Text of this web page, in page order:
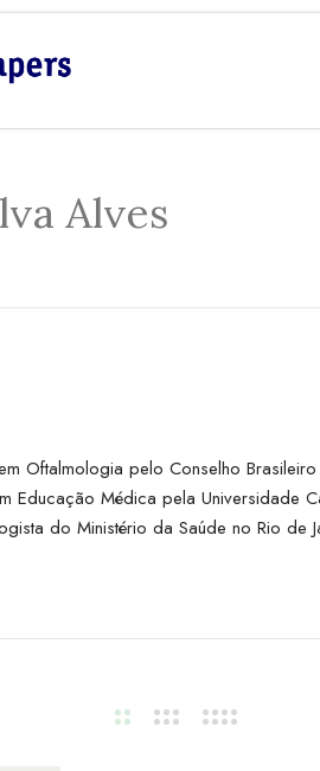
Alves
Oftalmologia pelo Conselho
Educação Médica pela Universidade
do Ministério da Saúde no Rio